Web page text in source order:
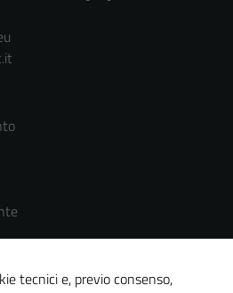
tecnici e, previo consenso,
Questi cookie
informazioni